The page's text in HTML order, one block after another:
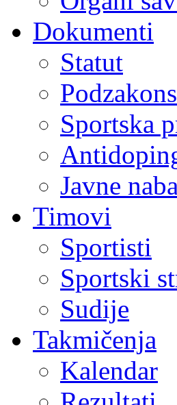
Dokumenti
Statut
Sportska
Javne
Timovi
Sportisti
Sportski
Sudije
Takmičenja
Kalendar